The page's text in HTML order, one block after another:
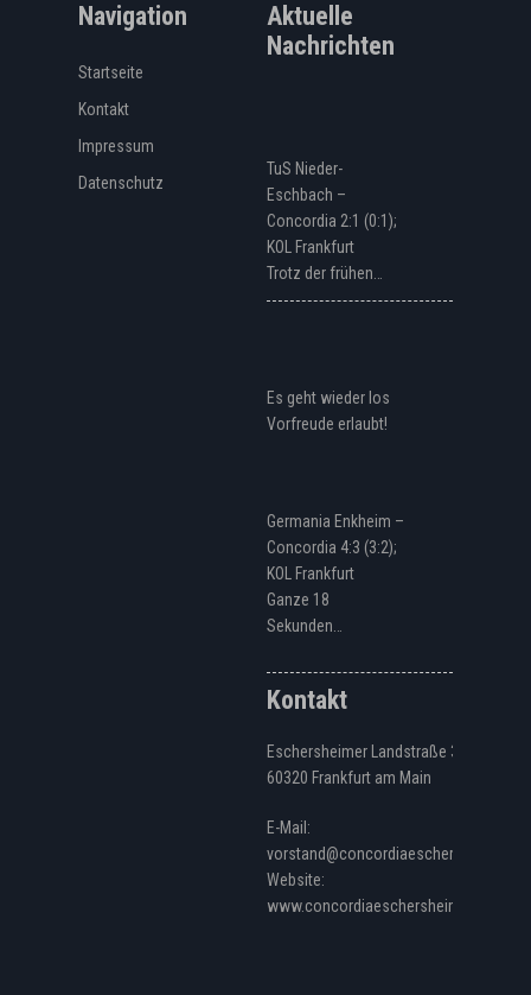
Navigation
Startseite
Kontakt
Impressum
Datenschutz
Aktuelle
Nachrichten
TuS Nieder-
Eschbach –
Concordia 2:1 (0:1);
KOL Frankfurt
Trotz der frühen…
Es geht wieder los
Vorfreude erlaubt!
Germania Enkheim –
Concordia 4:3 (3:2);
KOL Frankfurt
Ganze 18
Sekunden…
Kontakt
Eschersheimer Landstraße 328
60320 Frankfurt am Main
E-Mail:
vorstand@concordiaeschersheim.de
Website:
www.concordiaeschersheim.de